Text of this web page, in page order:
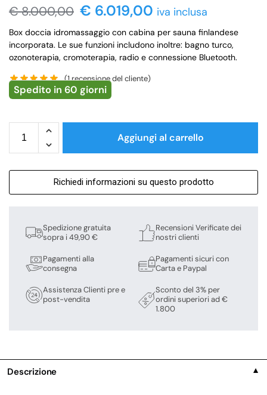
€8.000,00 € 6.019,00 iva inclusa
Box doccia idromassaggio con cabina per sauna finlandese
incorporata. Le sue funzioni includono inoltre: bagno turco,
ozonoterapia, cromoterapia, radio e connessione Bluetooth.
(1recensione del cliente)
Spedito in 60 giorni
Aggiungi al carrello
Richiedi informazioni su questo prodotto
Spedizione gratuita
sopra i 49,90 €
Pagamenti alla
consegna
Assistenza Clienti pre e
post-vendita
Recensioni Verificate dei
nostri clienti
Pagamenti sicuri con
Carta e Paypal
Sconto del 3% per
ordini superiori ad €
1.800
Descrizione ▼